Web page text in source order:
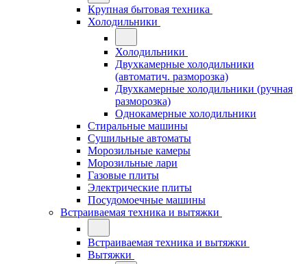
Крупная бытовая техника
Холодильники
Холодильники
Двухкамерные холодильники
(автоматич. разморозка)
Двухкамерные холодильники (ручная
разморозка)
Однокамерные холодильники
Стиральные машины
Сушильные автоматы
Морозильные камеры
Морозильные лари
Газовые плиты
Электрические плиты
Посудомоечные машины
Встраиваемая техника и вытяжки
Встраиваемая техника и вытяжки
Вытяжки